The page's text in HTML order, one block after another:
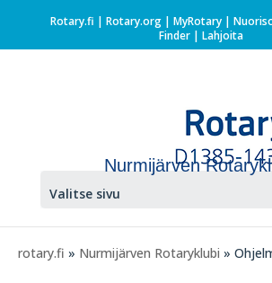
Rotary.fi | Rotary.org| MyRotary |
Finder| Lahjoita
Nurmijärven
Valitse sivu
rotary.fi » Nurmijärven Rotaryklubi »